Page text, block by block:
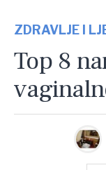
ZDRAVLJE I
Top 8